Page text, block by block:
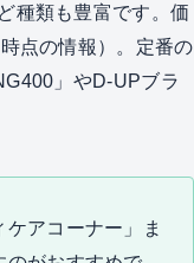
種類も豊富です。価
点の情報）。定番の
」やD-UPブラ
アコーナー」ま